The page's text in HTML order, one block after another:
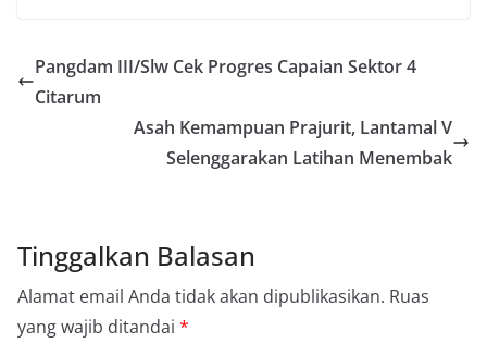
Pangdam III/Slw Cek Progres Capaian Sektor 4
Citarum
Asah Kemampuan Prajurit, Lantamal V
Selenggarakan Latihan Menembak
Tinggalkan Balasan
Alamat email Anda tidak akan dipublikasikan. Ruas
yang wajib ditandai *